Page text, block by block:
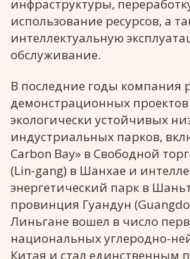
инфраструктуры,
использование ресурсов, а
интеллектуальную
обслуживание.
В последние годы компания
демонстрационных
экологически устойчивых
индустриальных парков,
Carbon Bay» в Свободной
(Lin-gang) в Шанхае и
энергетический парк в
провинция Гуандун
Линьгане вошел в число
национальных углеродно-
Китая и стал единственным